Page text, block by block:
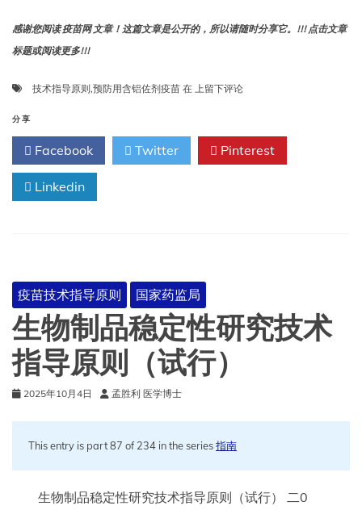
感谢您阅读 疫苗网 文章！这篇文章是公开的，所以请随时分享它。!!! 点击文章
标题或阅读更多!!!
技术指导原则,预防用含铝佐剂疫苗 在 预
含
佐
导
原
则
上留下评论
分享
Facebook Twitter Pinterest
Linkedin
疫苗技术指导原则 国家药监局
生物制品稳定性研究技术
指导原则（试行）
2025年10月4日 孟胜利 医学博士
This entry is part 87 of 234 in the series指南
生物制品稳定性研究技术指导原则（试行） 二0